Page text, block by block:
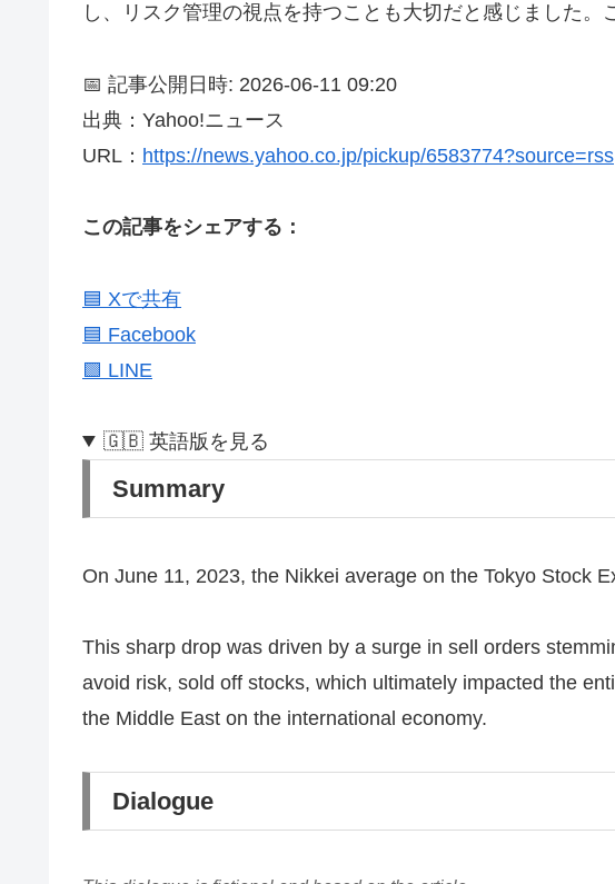
し、リスク管理の視点を持つことも大切だと感じました。
📅 記事公開日時: 2026-06-11 09:20
出典：Yahoo!ニュース
URL： https://news.yahoo.co.jp/pickup/6583774?source=rss
この記事をシェアする：
🟦 Xで共有
🟦 Facebook
🟩 LINE
🇬🇧 英語版を見る
Summary
On June 11, 2023, the Nikkei average on the Tokyo Stock
This sharp drop was driven by a surge in sell orders
avoid risk, sold off stocks, which ultimately impacted the
the Middle East on the international economy.
Dialogue